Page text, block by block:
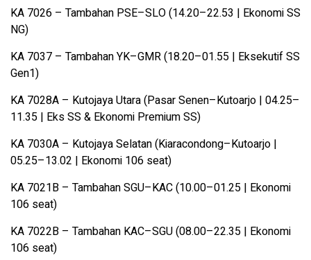
KA 7026 – Tambahan PSE–SLO (14.20–22.53 | Ekonomi SS
NG)
KA 7037 – Tambahan YK–GMR (18.20–01.55 | Eksekutif SS
Gen1)
KA 7028A – Kutojaya Utara (Pasar Senen–Kutoarjo | 04.25–
11.35 | Eks SS & Ekonomi Premium SS)
KA 7030A – Kutojaya Selatan (Kiaracondong–Kutoarjo |
05.25–13.02 | Ekonomi 106 seat)
KA 7021B – Tambahan SGU–KAC (10.00–01.25 | Ekonomi
106 seat)
KA 7022B – Tambahan KAC–SGU (08.00–22.35 | Ekonomi
106 seat)